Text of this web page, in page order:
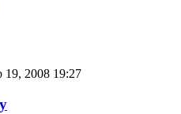
19, 2008 19:27